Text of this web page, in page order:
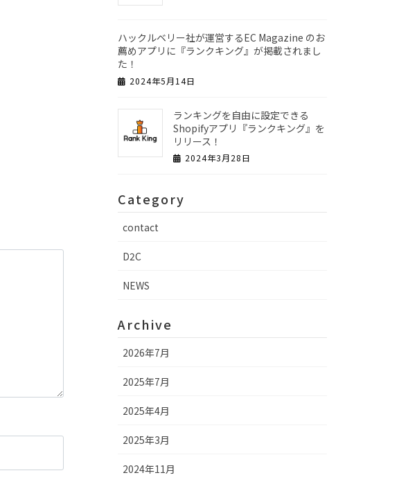
ハックルベリー社が運営するEC Magazine のお
薦めアプリに『ランクキング』が掲載されまし
た！
2024年5月14日
ランキングを自由に設定できる
Shopifyアプリ『ランクキング』を
リリース！
2024年3月28日
Category
contact
D2C
NEWS
Archive
2026年7月
2025年7月
2025年4月
2025年3月
2024年11月